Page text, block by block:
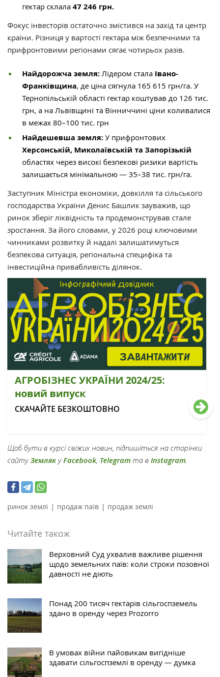
гектар склала 47 246 грн.
Фокус інвесторів остаточно змістився на захід та центр
країни. Різниця у вартості гектара між безпечними та
прифронтовими регіонами сягає чотирьох разів.
Найдорожча земля: Лідером стала Івано-
Франківщина, де ціна сягнула 165 615 грн/га. У
Тернопільській області гектар коштував до 126 тис.
грн, а на Львівщині та Вінниччині ціни коливалися
в межах 80–100 тис. грн
Найдешевша земля: У прифронтових
Херсонській, Миколаївській та Запорізькій
областях через високі безпекові ризики вартість
залишається мінімальною — 35–38 тис. грн/га.
Заступник Міністра економіки, довкілля та сільського
господарства України Денис Башлик зауважив, що
ринок зберіг ліквідність та продемонстрував стале
зростання. За його словами, у 2026 році ключовими
чинниками розвитку й надалі залишатимуться
безпекова ситуація, регіональна специфіка та
інвестиційна привабливість ділянок.
АГРОБІЗНЕС УКРАЇНИ 2024/25:
новий випуск
СКАЧАЙТЕ БЕЗКОШТОВНО
Щоб бути в курсі свіжих новин, підпишіться на сторінки
сайтуЗемлякуFacebook, Telegram та в Instagram.
ринок землі | продаж паїв | продаж землі
Читайте також
Верховний Суд ухвалив важливе рішення
щодо земельних паїв: коли строки позовної
давності не діють
Понад 200 тисяч гектарів сільгоспземель
здано в оренду через Prozorro
В умовах війни пайовикам вигідніше
здавати сільгоспземлі в оренду — думка